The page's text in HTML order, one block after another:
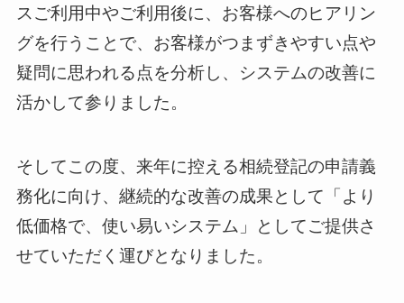
スご利用中やご利用後に、お客様へのヒアリン
グを行うことで、お客様がつまずきやすい点や
疑問に思われる点を分析し、システムの改善に
活かして参りました。
そしてこの度、来年に控える相続登記の申請義
務化に向け、継続的な改善の成果として「より
低価格で、使い易いシステム」としてご提供さ
せていただく運びとなりました。